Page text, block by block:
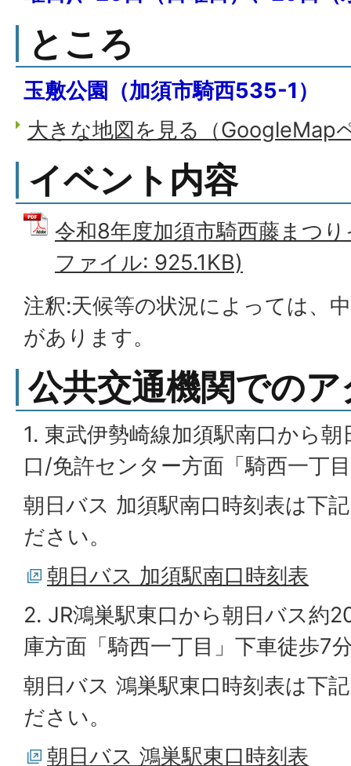
ところ
玉敷公園（加須市騎西535-1）
大きな地図を見る（GoogleMap
イベント内容
令和8年度加須市騎西藤まつ
ファイル: 925.1KB)
注釈:天候等の状況によっては、
があります。
公共交通機関での
1. 東武伊勢崎線加須駅南口から
口/免許センター方面「騎西一丁
朝日バス 加須駅南口時刻表は下
ださい。
朝日バス 加須駅南口時刻表
2. JR鴻巣駅東口から朝日バス約
庫方面「騎西一丁目」下車徒歩7
朝日バス 鴻巣駅東口時刻表は下
ださい。
朝日バス 鴻巣駅東口時刻表